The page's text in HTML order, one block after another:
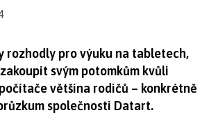
rozhodly pro výuku na tabletech,
svým potomkům kvůli
většina rodičů – konkrétně
společnosti Datart.